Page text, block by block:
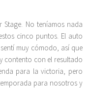
No teníamos nada
cinco puntos. El auto
muy cómodo, así que
contento con el resultado
para la victoria, pero
para nosotros y